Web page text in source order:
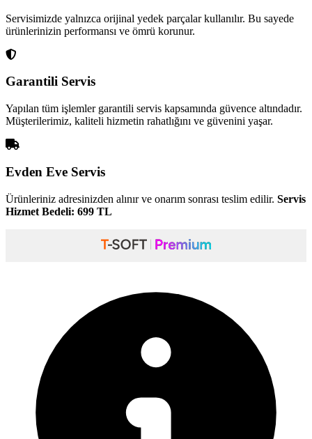
Servisimizde yalnızca orijinal yedek parçalar kullanılır. Bu sayede
ürünlerinizin performansı ve ömrü korunur.
Garantili Servis
Yapılan tüm işlemler garantili servis kapsamında güvence altındadır.
Müşterilerimiz, kaliteli hizmetin rahatlığını ve güvenini yaşar.
Evden Eve Servis
Ürünleriniz adresinizden alınır ve onarım sonrası teslim edilir. Servis
Hizmet Bedeli: 699 TL